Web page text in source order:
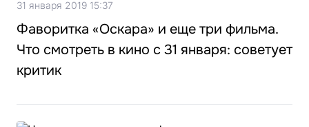
31 января 2019 15:37
Фаворитка «Оскара» и еще три фильма.
Что смотреть в кино с 31 января: советует
критик